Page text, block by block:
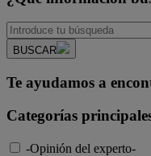
BUSCAR
Te ayudamos a
Categorías
-Opinión del experto-